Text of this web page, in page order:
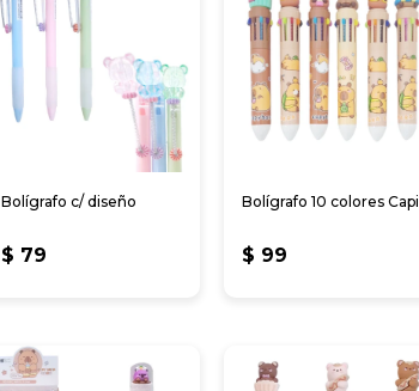
Bolígrafo c/ diseño
$ 79
Bolígrafo 10 colores Capi
$ 99